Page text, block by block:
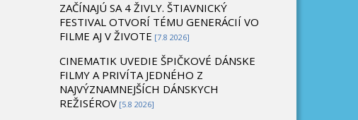
ZAČÍNAJÚ SA 4 ŽIVLY. ŠTIAVNICKÝ
FESTIVAL OTVORÍ TÉMU GENERÁCIÍ VO
FILME AJ V ŽIVOTE [7.8 2026]
CINEMATIK UVEDIE ŠPIČKOVÉ DÁNSKE
FILMY A PRIVÍTA JEDNÉHO Z
NAJVÝZNAMNEJŠÍCH DÁNSKYCH
REŽISÉROV [5.8 2026]